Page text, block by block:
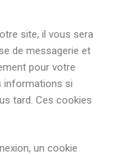
site, il vous sera
de messagerie et
pour votre
informations si
tard. Ces cookies
un cookie